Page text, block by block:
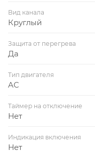
Вид канала
Круглый
Защита от перегрева
Да
Тип двигателя
AC
Таймер на отключение
Нет
Индикация включения
Нет